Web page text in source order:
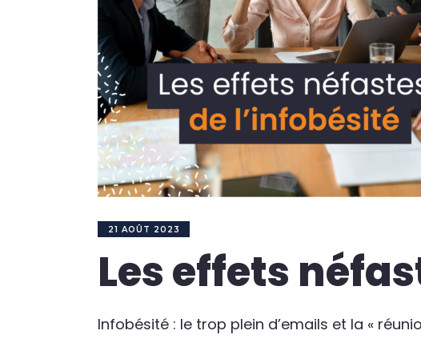
21 AOÛT 2023
Les effets
Infobésité : le trop plein d’emails et la «